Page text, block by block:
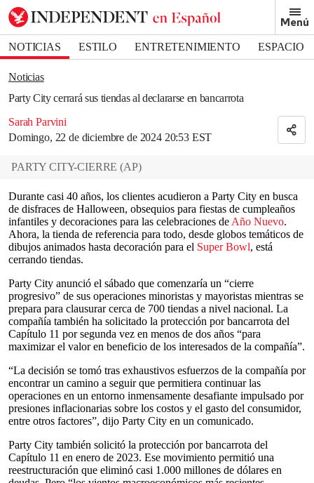
Menú
NOTICIAS ESTILO ENTRETENIMIENTO
ESPACIO
DEPORTES
Noticias
Party City cerrará sus tiendas al declararse en bancarrota
Sarah Parvini
Domingo, 22 de diciembre de 2024 20:53 EST
Bookmark popover
Removed from bookmarks
Close popover
PARTY CITY-CIERRE (AP)
Durante casi 40 años, los clientes acudieron a Party City en busca
de disfraces de Halloween, obsequios para fiestas de cumpleaños
infantiles y decoraciones para las celebraciones de Año Nuevo.
Ahora, la tienda de referencia para todo, desde globos temáticos de
dibujos animados hasta decoración para el Super Bowl, está
cerrando tiendas.
Party City anunció el sábado que comenzaría un “cierre
progresivo” de sus operaciones minoristas y mayoristas mientras se
prepara para clausurar cerca de 700 tiendas a nivel nacional. La
compañía también ha solicitado la protección por bancarrota del
Capítulo 11 por segunda vez en menos de dos años “para
maximizar el valor en beneficio de los interesados de la compañía”.
“La decisión se tomó tras exhaustivos esfuerzos de la compañía por
encontrar un camino a seguir que permitiera continuar las
operaciones en un entorno inmensamente desafiante impulsado por
presiones inflacionarias sobre los costos y el gasto del consumidor,
entre otros factores”, dijo Party City en un comunicado.
Party City también solicitó la protección por bancarrota del
Capítulo 11 en enero de 2023. Ese movimiento permitió una
reestructuración que eliminó casi 1.000 millones de dólares en